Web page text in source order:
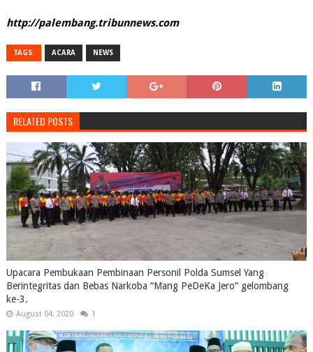
http://palembang.tribunnews.com
TAGS: ACARA NEWS
RELATED POSTS
Upacara Pembukaan Pembinaan Personil Polda Sumsel Yang
Berintegritas dan Bebas Narkoba “Mang PeDeKa Jero” gelombang
ke-3.
August 04, 2020 1